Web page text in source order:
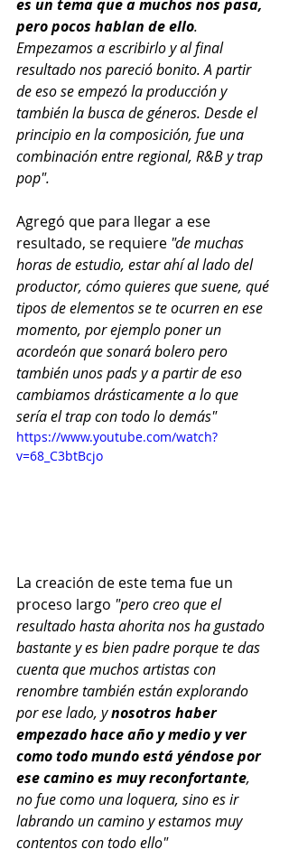
es un tema que a muchos nos pasa,
pero pocos hablan de ello.
Empezamos a escribirlo y al final
resultado nos pareció bonito. A partir
de eso se empezó la producción y
también la busca de géneros. Desde el
principio en la composición, fue una
combinación entre regional, R&B y trap
pop".
Agregó que para llegar a ese
resultado, se requiere "de muchas
horas de estudio, estar ahí al lado del
productor, cómo quieres que suene, qué
tipos de elementos se te ocurren en ese
momento, por ejemplo poner un
acordeón que sonará bolero pero
también unos pads y a partir de eso
cambiamos drásticamente a lo que
sería el trap con todo lo demás"
https://www.youtube.com/watch?
v=68_C3btBcjo
La creación de este tema fue un
proceso largo "pero creo que el
resultado hasta ahorita nos ha gustado
bastante y es bien padre porque te das
cuenta que muchos artistas con
renombre también están explorando
por ese lado, y nosotros haber
empezado hace año y medio y ver
como todo mundo está yéndose por
ese camino es muy reconfortante,
no fue como una loquera, sino es ir
labrando un camino y estamos muy
contentos con todo ello"